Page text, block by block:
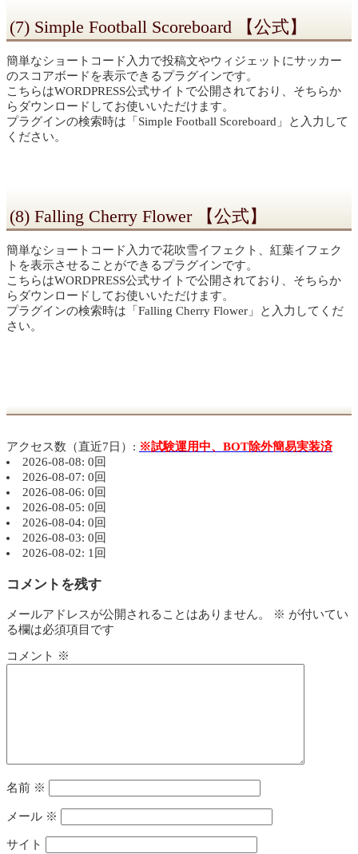
(7) Simple Football Scoreboard 【公式】
簡単なショートコード入力で投稿文やウィジェットにサッカー
のスコアボードを表示できるプラグインです。
こちらはWORDPRESS公式サイトで公開されており、そちらか
らダウンロードしてお使いいただけます。
プラグインの検索時は「Simple Football Scoreboard」と入力して
ください。
(8) Falling Cherry Flower 【公式】
簡単なショートコード入力で花吹雪イフェクト、紅葉イフェク
トを表示させることができるプラグインです。
こちらはWORDPRESS公式サイトで公開されており、そちらか
らダウンロードしてお使いいただけます。
プラグインの検索時は「Falling Cherry Flower」と入力してくだ
さい。
アクセス数（直近7日）: ※試験運用中、BOT除外簡易実装済
2026-08-08: 0回
2026-08-07: 0回
2026-08-06: 0回
2026-08-05: 0回
2026-08-04: 0回
2026-08-03: 0回
2026-08-02: 1回
コメントを残す
メールアドレスが公開されることはありません。 ※ が付いてい
る欄は必須項目です
コメント ※
名前 ※
メール ※
サイト